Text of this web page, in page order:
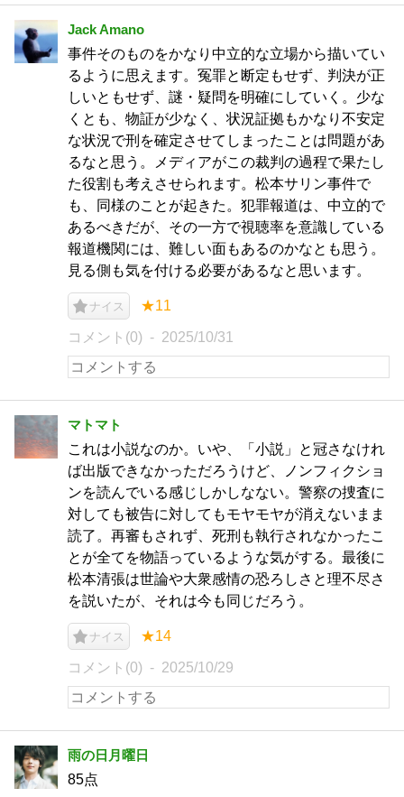
Jack Amano
事件そのものをかなり中立的な立場から描いてい
るように思えます。冤罪と断定もせず、判決が正
しいともせず、謎・疑問を明確にしていく。少な
くとも、物証が少なく、状況証拠もかなり不安定
な状況で刑を確定させてしまったことは問題があ
るなと思う。メディアがこの裁判の過程で果たし
た役割も考えさせられます。松本サリン事件で
も、同様のことが起きた。犯罪報道は、中立的で
あるべきだが、その一方で視聴率を意識している
報道機関には、難しい面もあるのかなとも思う。
見る側も気を付ける必要があるなと思います。
ナイス ★11
コメント(0) 2025/10/31
マトマト
これは小説なのか。いや、「小説」と冠さなけれ
ば出版できなかっただろうけど、ノンフィクショ
ンを読んでいる感じしかしなない。警察の捜査に
対しても被告に対してもモヤモヤが消えないまま
読了。再審もされず、死刑も執行されなかったこ
とが全てを物語っているような気がする。最後に
松本清張は世論や大衆感情の恐ろしさと理不尽さ
を説いたが、それは今も同じだろう。
ナイス ★14
コメント(0) 2025/10/29
雨の日月曜日
85点